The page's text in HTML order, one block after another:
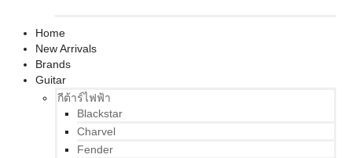
Home
New Arrivals
Brands
Guitar
กีต้าร์ไฟฟ้า
Blackstar
Charvel
Fender